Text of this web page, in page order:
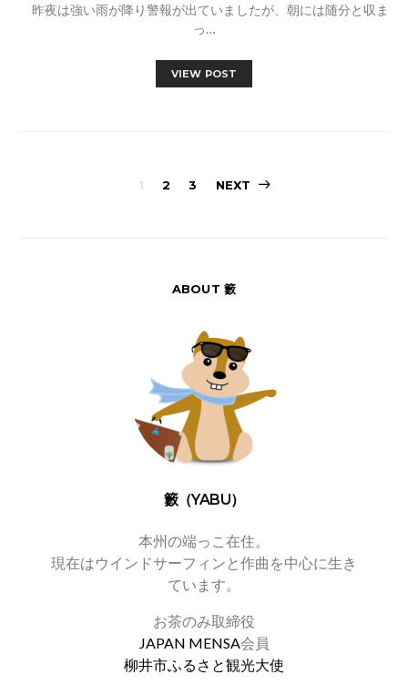
昨夜は強い雨が降り警報が出ていましたが、朝には随分と収ま
っ…
VIEW POST
投
ペ
ー
ジ
送
り
1 2 3 NEXT
ABOUT 籔
籔（YABU）
本州の端っこ在住。
現在はウインドサーフィンと作曲を中心に生き
ています。
お茶のみ取締役
JAPAN MENSA会員
柳井市ふるさと観光大使